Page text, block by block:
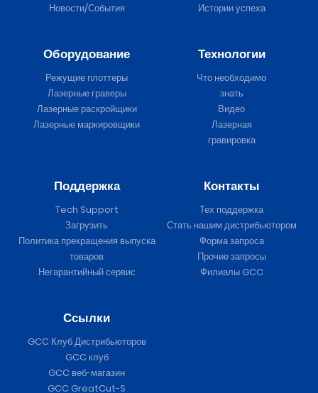
Новости/События
Истории успеха
Оборудование
Режущие плоттеры
Лазерные граверы
Лазерные раскройщики
Лазерные маркировщики
Технологии
Что необходимо
знать
Видео
Лазерная
гравировка
Поддержка
Tech Support
Загрузить
Политика прекращения выпуска
товаров
Негарантийный сервис
Контакты
Тех поддержка
Стать нашим дистрибьютором
Форма запроса
Прочие запросы
Филиалы GCC
Ссылки
GCC Клуб Дистрибьюторов
GCC клуб
GCC веб-магазин
GCC GreatCut-S